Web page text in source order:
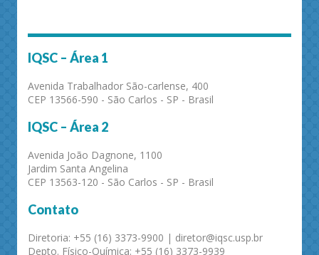
IQSC – Área 1
Avenida Trabalhador São-carlense, 400
CEP 13566-590 - São Carlos - SP - Brasil
IQSC – Área 2
Avenida João Dagnone, 1100
Jardim Santa Angelina
CEP 13563-120 - São Carlos - SP - Brasil
Contato
Diretoria: +55 (16) 3373-9900 | diretor@iqsc.usp.br
Depto. Físico-Química: +55 (16) 3373-9939